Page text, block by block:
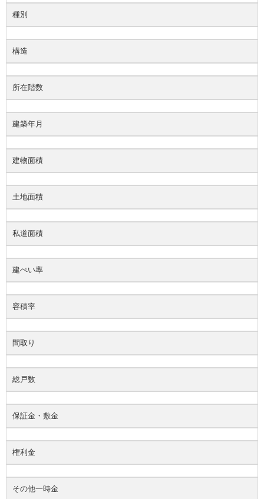
種別
構造
所在階数
建築年月
建物面積
土地面積
私道面積
建ぺい率
容積率
間取り
総戸数
保証金・敷金
権利金
その他一時金